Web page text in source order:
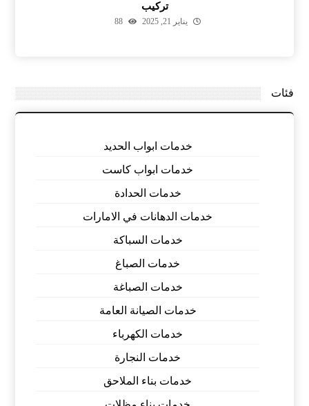
تركيب
يناير 21, 2025 88
فئات
خدمات ابواب الحديد
خدمات ابواب كاست
خدمات الحدادة
خدمات الدهانات في الامارات
خدمات السباكة
خدمات الصباغ
خدمات الصباغة
خدمات الصيانة العامة
خدمات الكهرباء
خدمات النجارة
خدمات بناء الملاحق